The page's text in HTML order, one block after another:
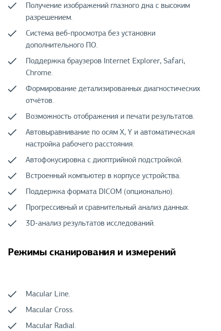
Получение изображений глазного дна с высоким
разрешением.
Система веб-просмотра без установки
дополнительного ПО.
Поддержка браузеров Internet Explorer, Safari,
Chrome.
Формирование детализированных диагностических
отчётов.
Возможность отображения и печати результатов.
Автовыравнивание по осям X, Y и автоматическая
настройка рабочего расстояния.
Автофокусировка с диоптрийной подстройкой.
Встроенный компьютер в корпусе устройства.
Поддержка формата DICOM (опционально).
Прогрессивный и сравнительный анализ данных.
3D-анализ результатов исследований.
Режимы сканирования и измерений
Macular Line.
Macular Cross.
Macular Radial.